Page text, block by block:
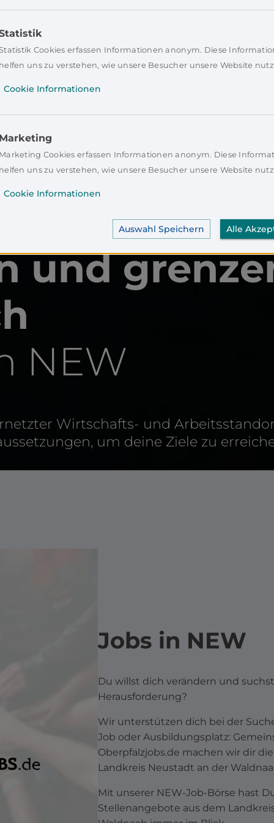
und
NEW
Wirtschafts- und
um deine Ziele zu
Jobs in NEW
Du willst dich verändern und
Herausforderung?
Wir unterstützen dich bei der
Job oder Ausbildungsplatz:
Oberpfalzjobs.de machen wir dir
Landkreis Neustadt an der
Mit unserer NEW-Job-Börse hast
Stellenangebote aus dem
Cookies erfassen Informationen anonym. Diese
uns zu verstehen, wie unsere Besucher unsere Website
Cookie Informationen
Cookies erfassen Informationen anonym. Diese
uns zu verstehen, wie unsere Besucher unsere Website
Cookie Informationen
Auswahl Speichern Alle